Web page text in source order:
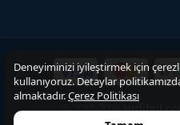
© 2015-2026
Deneyiminizi iyileştirmek için
kullanıyoruz. Detaylar
almaktadır.Çerez Politikası